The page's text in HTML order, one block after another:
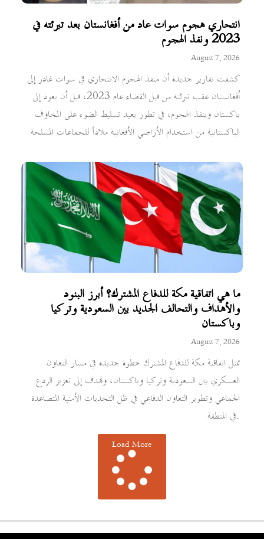
انتحاري هجوم سوات عاد من أفغانستان بعد تبرئته في
2023 ونفذ الهجوم
August 7, 2026
كشفت تقارير جديدة أن منفذ الهجوم الانتحاري في سوات غادر إلى
أفغانستان عقب تبرئته من قبل القضاء عام 2023، قبل أن يعود إلى
باكستان وينفذ الهجوم، في تطور يعيد تسليط الضوء على المخاوف
الباكستانية من استخدام الأراضي الأفغانية ملاذاً للجماعات المسلحة
ما هي اتفاقية مكة للدفاع المشترك؟ أبرز البنود
والأهداف والتحالف الجديد بين السعودية وتركيا
وباكستان
August 7, 2026
تمثل اتفاقية مكة للدفاع المشترك خطوة جديدة في مسار التعاون
العسكري بين السعودية وتركيا وباكستان، وتهدف إلى تعزيز الردع
الجماعي وتطوير التعاون الدفاعي في ظل التحديات الأمنية المتصاعدة
في المنطقة.
Load More